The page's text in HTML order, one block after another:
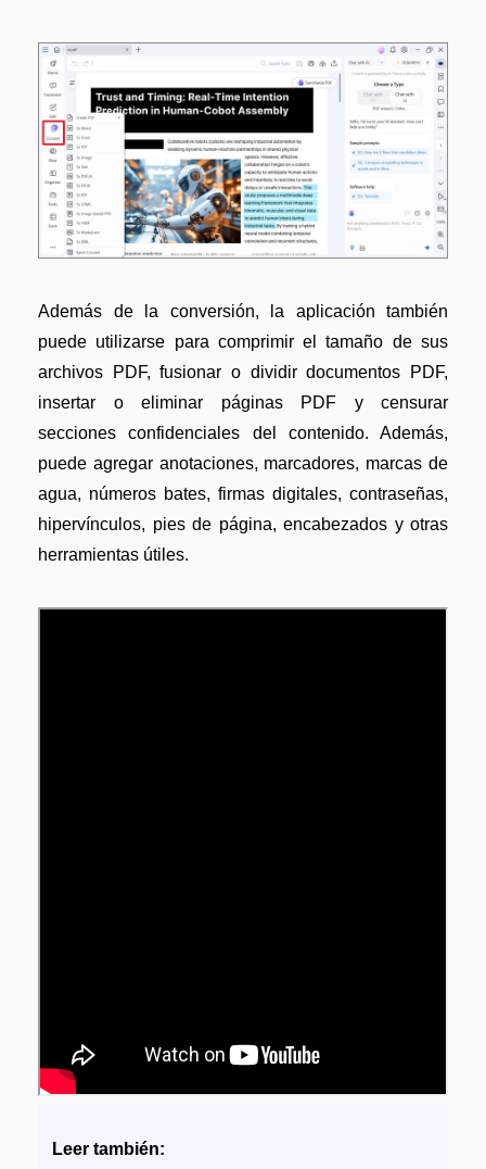
Además de la conversión, la aplicación también
puede utilizarse para comprimir el tamaño de sus
archivos PDF, fusionar o dividir documentos PDF,
insertar o eliminar páginas PDF y censurar
secciones confidenciales del contenido. Además,
puede agregar anotaciones, marcadores, marcas de
agua, números bates, firmas digitales, contraseñas,
hipervínculos, pies de página, encabezados y otras
herramientas útiles.
Leer también: